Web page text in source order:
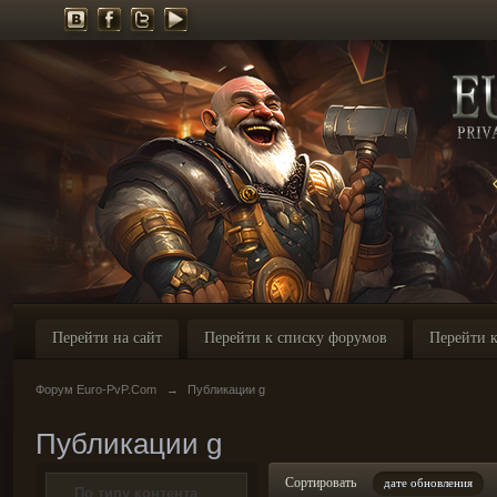
Перейти на сайт Перейти к списку форумов Перейти
Форум Euro-PvP.Com → Публикации g
Публикации g
По типу контента
Сортировать дате обновления